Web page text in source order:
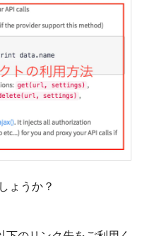
ょうか？